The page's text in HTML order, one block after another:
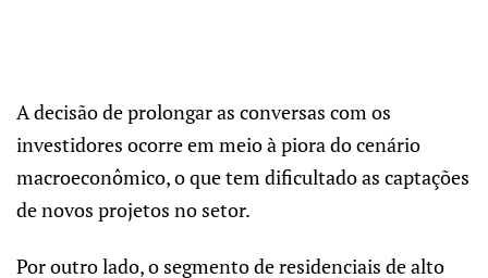
A decisão de prolongar as conversas com os
investidores ocorre em meio à piora do cenário
macroeconômico, o que tem dificultado as captações
de novos projetos no setor.
Por outro lado, o segmento de residenciais de alto